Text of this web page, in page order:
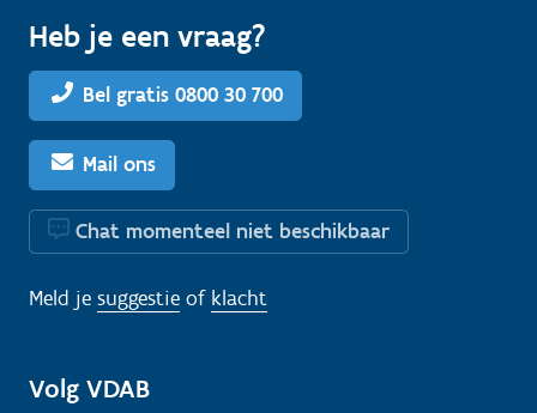
Heb je een vraag?
Bel gratis 0800 30 700
Mail ons
Chat momenteel niet beschikbaar
Meld je suggestie of klacht
Volg VDAB